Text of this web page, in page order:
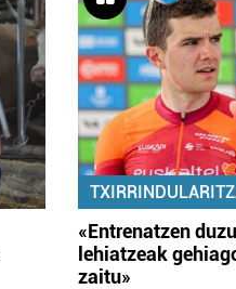
«Entrenatzen
lehiatzeak
zaitu»